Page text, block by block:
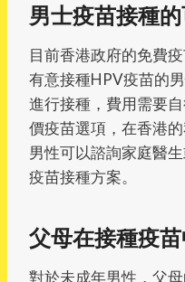
男士疫苗接種
目前香港政府的免費
有意接種HPV疫苗的
進行接種，費用需要自
價疫苗選項，在香港
男性可以諮詢家庭醫
疫苗接種方案。
父母在接種疫
對於未成年男性，父